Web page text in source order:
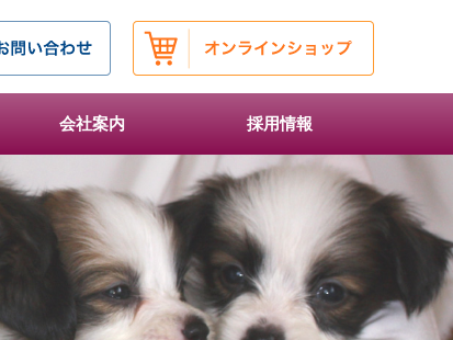
会社案内 採用情報